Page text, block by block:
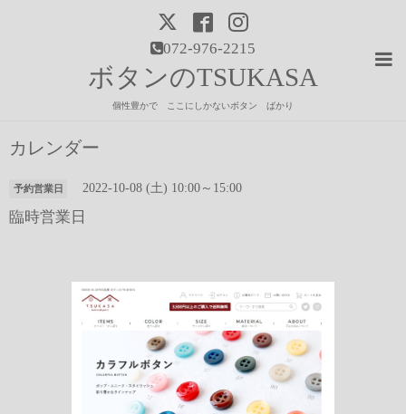
072-976-2215
ボタンのTSUKASA
個性豊かで ここにしかないボタン ばかり
カレンダー
予約営業日 2022-10-08 (土) 10:00～15:00
臨時営業日